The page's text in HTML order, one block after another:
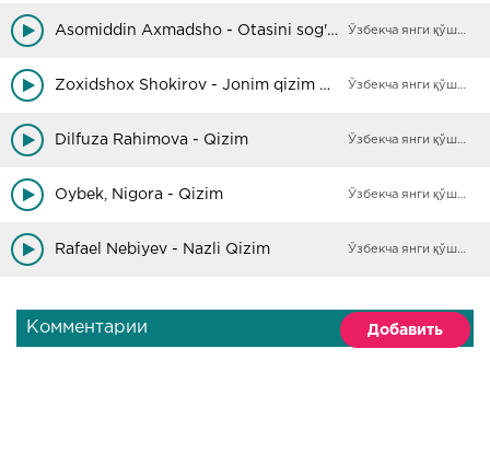
Asomiddin Axmadsho - Otasini sog'ingan qizim Ўзбекча янги қўшиқлар
Zoxidshox Shokirov - Jonim qizim mehribon qizim Ўзбекча янги қўшиқлар
Dilfuza Rahimova - Qizim Ўзбекча янги қўшиқлар
Oybek, Nigora - Qizim Ўзбекча янги қўшиқлар
Rafael Nebiyev - Nazli Qizim Ўзбекча янги қўшиқлар
Комментарии Добавить